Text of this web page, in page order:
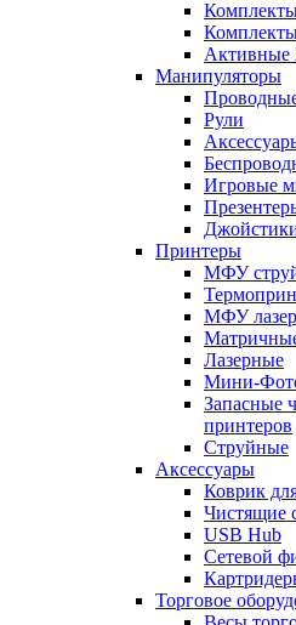
Активные
Манипуляторы
Рули
Игровые
Принтеры
МФУ
МФУ
Лазерные
Мини-
Запасные
принтеров
Струйные
Аксессуары
Коврик
Чистящие
USB Hub
Сетевой
Торговое